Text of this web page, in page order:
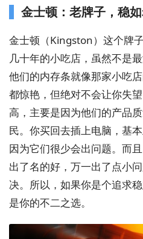
金士顿：老牌子，稳
金士顿（Kingston）这个牌
几十年的小吃店，虽然不是
他们的内存条就像那家小吃
都惊艳，但绝对不会让你失
高，主要是因为他们的产品
民。你买回去插上电脑，基
因为它们很少会出问题。而
出了名的好，万一出了点小
决。所以，如果你是个追求
是你的不二之选。